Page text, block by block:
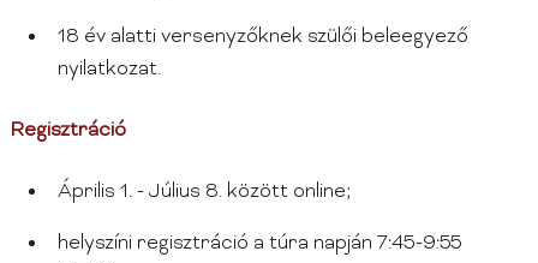
18 év alatti versenyzőknek szülői beleegyező
nyilatkozat.
Regisztráció
Április 1. - Július 8. között online;
helyszíni regisztráció a túra napján 7:45-9:55